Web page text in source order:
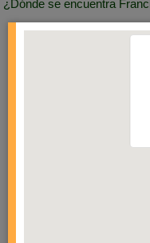
¿Dónde se encuentra